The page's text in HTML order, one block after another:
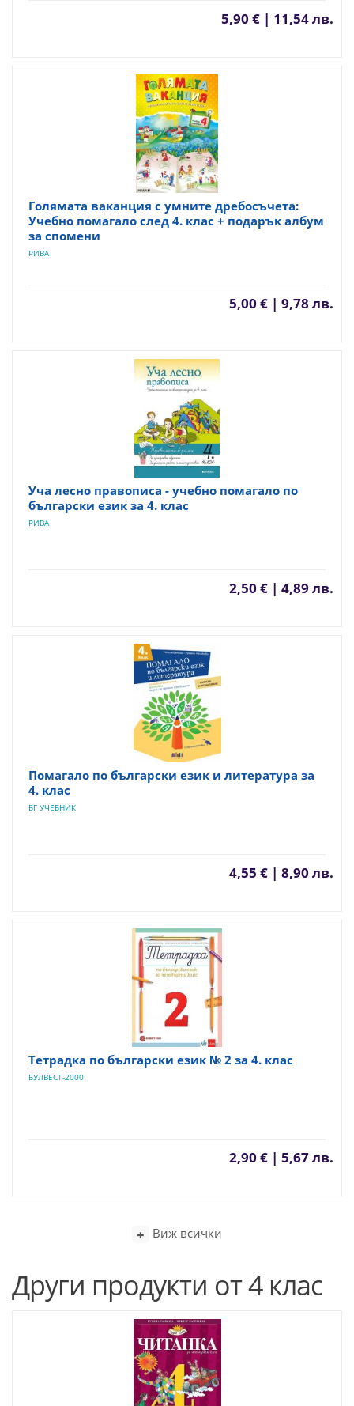
5,90 € | 11,54 лв.
Голямата ваканция с умните дребосъчета:
Учебно помагало след 4. клас + подарък албум
за спомени
РИВА
5,00 € | 9,78 лв.
Уча лесно правописа - учебно помагало по
български език за 4. клас
РИВА
2,50 € | 4,89 лв.
Помагало по български език и литература за
4. клас
БГ УЧЕБНИК
4,55 € | 8,90 лв.
Тетрадка по български език № 2 за 4. клас
БУЛВЕСТ-2000
2,90 € | 5,67 лв.
Виж всички
Други продукти от 4 клас